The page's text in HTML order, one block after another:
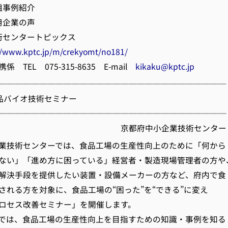
紹介
の声
ートピックス
m/crekyomt/no181/
係 TEL 075-315-8635 E-mail kikaku@kptc.jp
イオ技術セミナー
中小企業技術センター
術センターでは、食品工場の生産性向上のために「何から
い」「進め方に困っている」経営者・製造現場管理者の方
決手段を提供したい装置・設備メーカーの方など、府内で食
れる方を対象に、食品工場の“困った”を“できる”に変え
セス改善セミナー」を開催します。
、食品工場の生産性向上を目指すための知識・事例を知る